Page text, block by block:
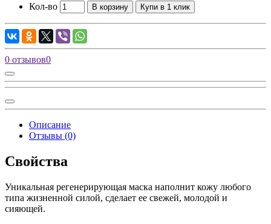
Кол-во В корзину Купи в 1 клик
0 отзывов0
Описание
Отзывы (0)
Свойства
Уникальная регенерирующая маска наполнит кожу любого
типа жизненной силой, сделает ее свежей, молодой и
сияющей.